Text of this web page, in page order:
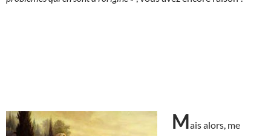
Mais alors, me